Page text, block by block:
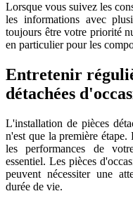
Lorsque vous suivez les
les informations avec
toujours être votre priorité
en particulier pour les
Entretenir
détachées
L'installation de pièces
n'est que la première
les performances de
essentiel. Les pièces
peuvent nécessiter une
durée de vie.